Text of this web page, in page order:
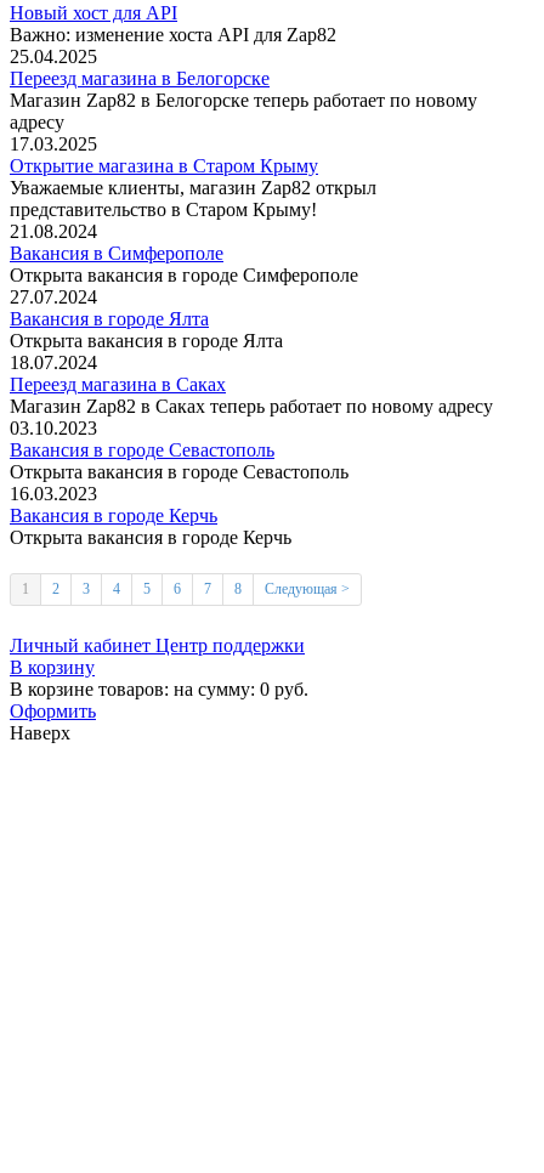
Новый хост для API
Важно: изменение хоста API для Zap82
25.04.2025
Переезд магазина в Белогорске
Магазин Zap82 в Белогорске теперь работает по новому
адресу
17.03.2025
Открытие магазина в Старом Крыму
Уважаемые клиенты, магазин Zap82 открыл
представительство в Старом Крыму!
21.08.2024
Вакансия в Симферополе
Открыта вакансия в городе Симферополе
27.07.2024
Вакансия в городе Ялта
Открыта вакансия в городе Ялта
18.07.2024
Переезд магазина в Саках
Магазин Zap82 в Саках теперь работает по новому адресу
03.10.2023
Вакансия в городе Севастополь
Открыта вакансия в городе Севастополь
16.03.2023
Вакансия в городе Керчь
Открыта вакансия в городе Керчь
1 2 3 4 5 6 7 8 Следующая >
Личный кабинет Центр поддержки
В корзину
В корзине товаров: на сумму: 0 руб.
Оформить
Наверх